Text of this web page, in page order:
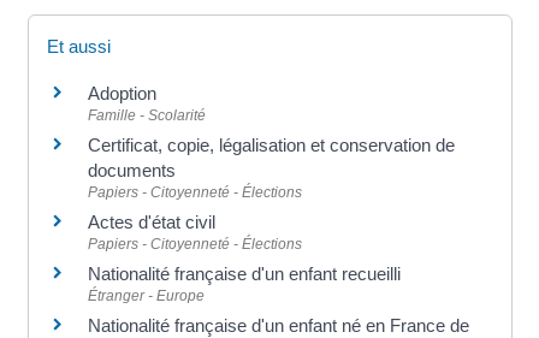
Et aussi
Adoption
Famille - Scolarité
Certificat, copie, légalisation et conservation de
documents
Papiers - Citoyenneté - Élections
Actes d'état civil
Papiers - Citoyenneté - Élections
Nationalité française d'un enfant recueilli
Étranger - Europe
Nationalité française d'un enfant né en France de